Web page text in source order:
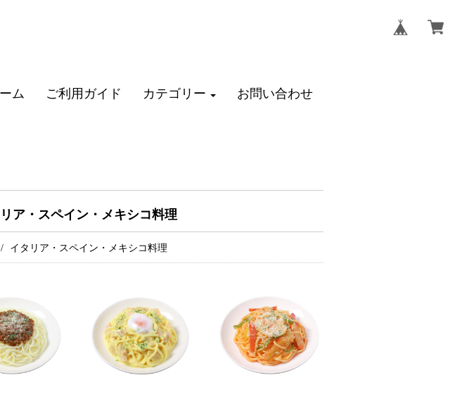
ム ご利用ガイド カテゴリー お問い合わせ
ア・スペイン・メキシコ料理
イタリア・スペイン・メキシコ料理